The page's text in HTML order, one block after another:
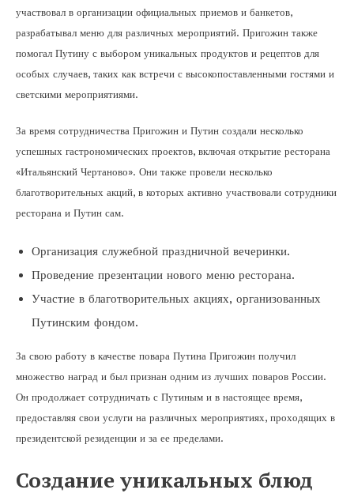
участвовал в организации официальных приемов и банкетов,
разрабатывал меню для различных мероприятий. Пригожин также
помогал Путину с выбором уникальных продуктов и рецептов для
особых случаев, таких как встречи с высокопоставленными гостями и
светскими мероприятиями.
За время сотрудничества Пригожин и Путин создали несколько
успешных гастрономических проектов, включая открытие ресторана
«Итальянский Чертаново». Они также провели несколько
благотворительных акций, в которых активно участвовали сотрудники
ресторана и Путин сам.
Организация служебной праздничной вечеринки.
Проведение презентации нового меню ресторана.
Участие в благотворительных акциях, организованных
Путинским фондом.
За свою работу в качестве повара Путина Пригожин получил
множество наград и был признан одним из лучших поваров России.
Он продолжает сотрудничать с Путиным и в настоящее время,
предоставляя свои услуги на различных мероприятиях, проходящих в
президентской резиденции и за ее пределами.
Создание уникальных блюд